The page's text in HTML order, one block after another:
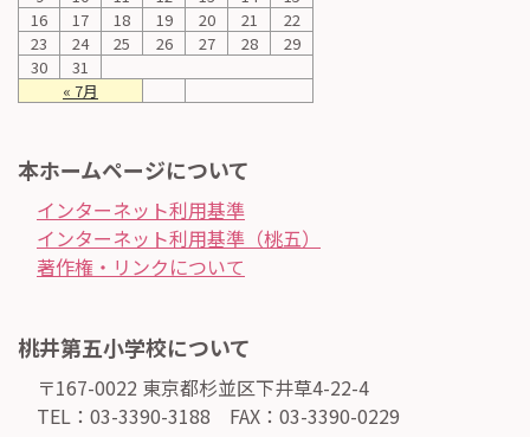
« 7月
16
17 18 19 20 21
22
23
24 25 26 27 28
29
30
31
本ホームページについて
インターネット利用基準
インターネット利用基準（桃五）
著作権・リンクについて
桃井第五小学校について
〒167-0022 東京都杉並区下井草4-22-4
TEL：03-3390-3188 FAX：03-3390-0229